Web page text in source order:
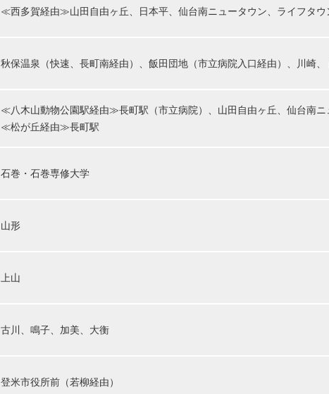
≪西多賀経由≫山田自由ヶ丘、日本平、仙台南ニュータウン、ライフタウ
秋保温泉（快速、長町南経由）、飯田団地（市立病院入口経由）、川崎
≪八木山動物公園駅経由≫長町駅（市立病院）、山田自由ヶ丘、仙台南ニ
≪松が丘経由≫長町駅
石巻・石巻専修大学
山形
上山
古川、鳴子、加美、大衡
登米市役所前（若柳経由）